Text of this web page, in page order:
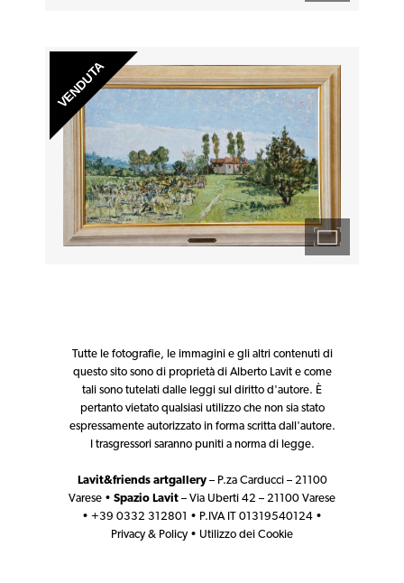
Tutte le fotografie, le immagini e gli altri contenuti di
questo sito sono di proprietà di Alberto Lavit e come
tali sono tutelati dalle leggi sul diritto d'autore. È
pertanto vietato qualsiasi utilizzo che non sia stato
espressamente autorizzato in forma scritta dall'autore.
I trasgressori saranno puniti a norma di legge.
Lavit&friends artgallery– P.za Carducci – 21100
Varese • Spazio Lavit – Via Uberti 42 – 21100 Varese
• +39 0332 312801 • P.IVA IT 01319540124 •
Privacy & Policy • Utilizzo dei Cookie